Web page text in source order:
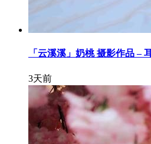
「云溪溪」奶桃 摄影作品 –
3天前